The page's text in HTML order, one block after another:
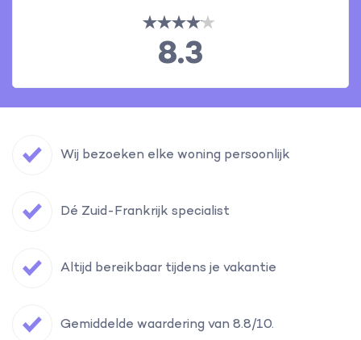
8.3
Wij bezoeken elke woning persoonlijk
Dé Zuid-Frankrijk specialist
Altijd bereikbaar tijdens je vakantie
Gemiddelde waardering van 8.8/10.